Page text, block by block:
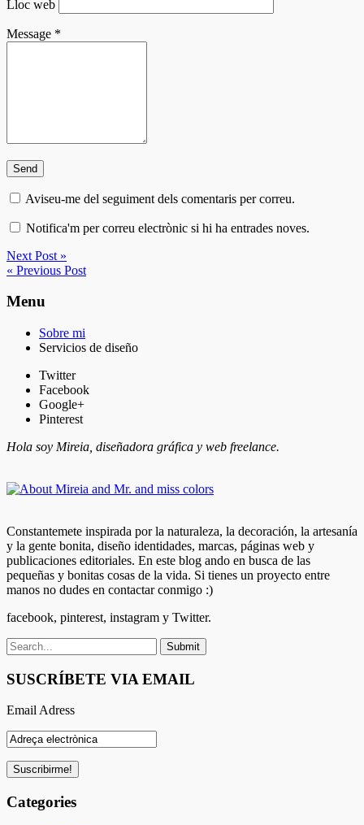
Lloc web
Message *
Aviseu-me del seguiment dels comentaris per correu.
Notifica'm per correu electrònic si hi ha entrades noves.
Next Post »
« Previous Post
Menu
Sobre mi
Servicios de diseño
Twitter
Facebook
Google+
Pinterest
Hola soy Mireia, diseñadora gráfica y web freelance.
Constantemete inspirada por la naturaleza, la decoración, la artesanía
y la gente bonita, diseño identidades, marcas, páginas web y
publicaciones editoriales. En este blog ando en busca de las
pequeñas y bonitas cosas de la vida. Si tienes un proyecto entre
manos no dudes en contactar conmigo :)
facebook, pinterest, instagram y Twitter.
SUSCRÍBETE VIA EMAIL
Email Adress
Categories